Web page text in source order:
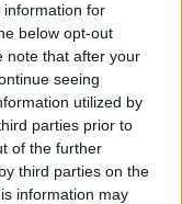
information for
below opt-out
note that after your
seeing
utilized by
parties prior to
of the further
third parties on the
information may